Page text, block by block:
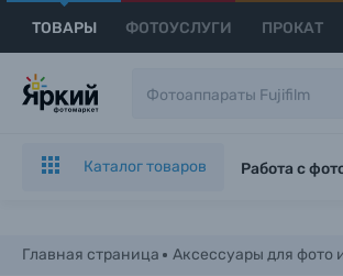
ТОВАРЫ ФОТОУСЛУГИ ПРОКАТ
Каталог товаров Работа с
Главная страница Аксессуары для фото